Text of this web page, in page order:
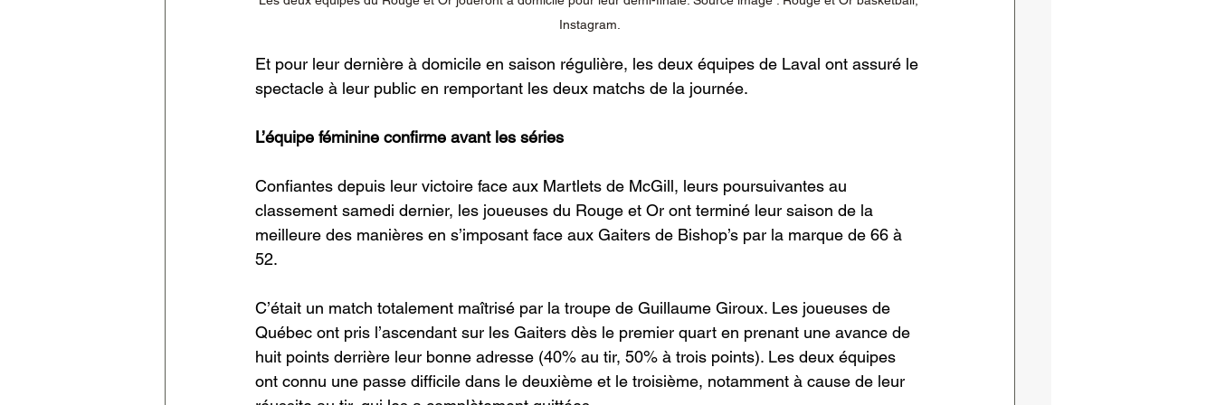
Instagram.
Et pour leur dernière à domicile en saison régulière, les deux équipes de Laval ont assuré le
spectacle à leur public en remportant les deux matchs de la journée.
L’équipe féminine confirme avant les séries
Confiantes depuis leur victoire face aux Martlets de McGill, leurs poursuivantes au
classement samedi dernier, les joueuses du Rouge et Or ont terminé leur saison de la
meilleure des manières en s’imposant face aux Gaiters de Bishop’s par la marque de 66 à
52.
C’était un match totalement maîtrisé par la troupe de Guillaume Giroux. Les joueuses de
Québec ont pris l’ascendant sur les Gaiters dès le premier quart en prenant une avance de
huit points derrière leur bonne adresse (40% au tir, 50% à trois points). Les deux équipes
ont connu une passe difficile dans le deuxième et le troisième, notamment à cause de leur